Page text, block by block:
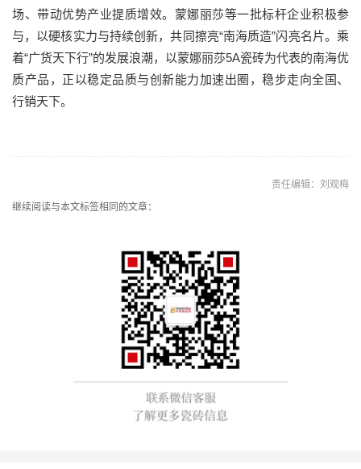
场、带动优势产业提质增效。蒙娜丽莎等一批标杆企业积极参
与，以硬核实力与持续创新，共同擦亮“南海质造”闪亮名片。乘
着“广货天下行”的发展浪潮，以蒙娜丽莎5A瓷砖为代表的南海优
质产品，正以稳定品质与创新能力加速出圈，稳步走向全国、
行销天下。
责任编辑：刘观梅
继续阅读与本文标签相同的文章：